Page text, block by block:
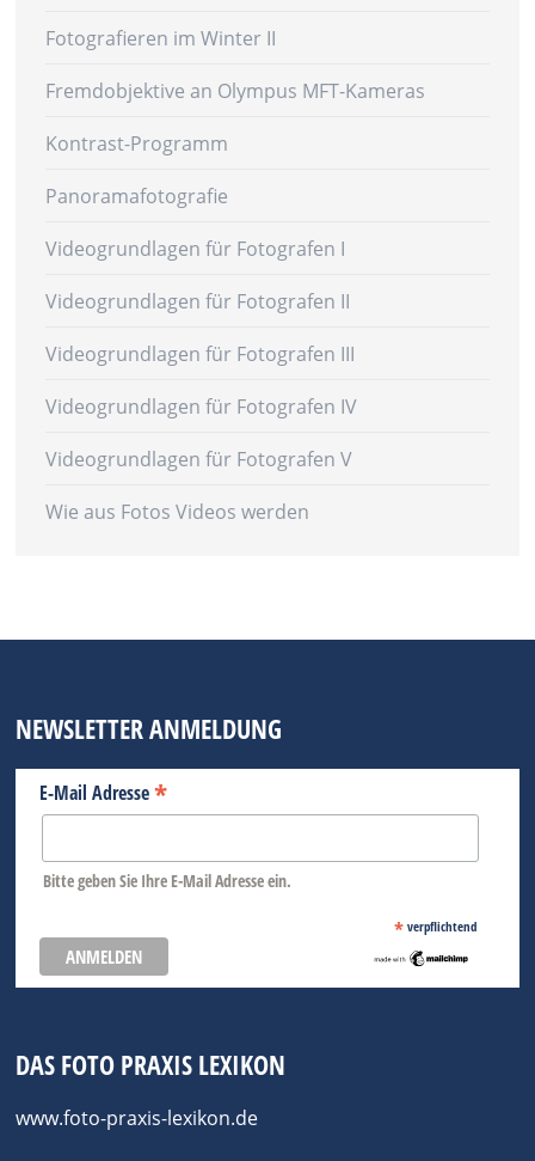
Fotografieren im Winter II
Fremdobjektive an Olympus MFT-Kameras
Kontrast-Programm
Panoramafotografie
Videogrundlagen für Fotografen I
Videogrundlagen für Fotografen II
Videogrundlagen für Fotografen III
Videogrundlagen für Fotografen IV
Videogrundlagen für Fotografen V
Wie aus Fotos Videos werden
NEWSLETTER ANMELDUNG
E-Mail Adresse*
Bitte geben Sie Ihre E-Mail Adresse ein.
* verpflichtend
DAS FOTO PRAXIS LEXIKON
www.foto-praxis-lexikon.de